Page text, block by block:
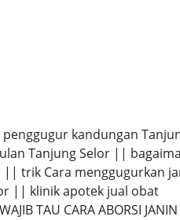
kandungan
Tanjung Selor ||
|| trik Cara menggugurkan
|| klinik apotek jual obat
TAU CARA ABORSI JANIN